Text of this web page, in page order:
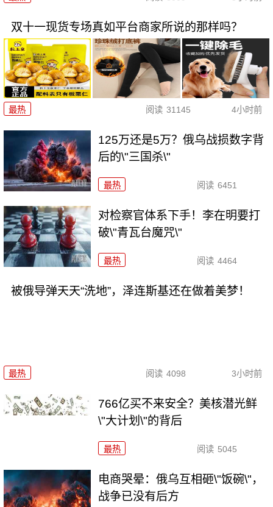
双十一现货专场真如平台商家所说的那样吗？
最热 阅读 31145 4小时前
125万还是5万？俄乌战损数字背
后的\"三国杀\"
最热 阅读 6451
对检察官体系下手！李在明要打
破\"青瓦台魔咒\"
最热 阅读 4464
被俄导弹天天“洗地”，泽连斯基还在做着美梦！
最热 阅读 4098 3小时前
766亿买不来安全？美核潜光鲜
\"大计划\"的背后
最热 阅读 5045
电商哭晕：俄乌互相砸\"饭碗\"，
战争已没有后方